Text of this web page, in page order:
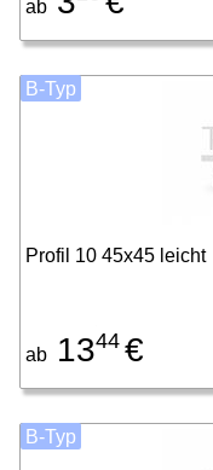
ab
Profil 10 45x45 leicht
ab 1344 €
B-Typ
B-Typ